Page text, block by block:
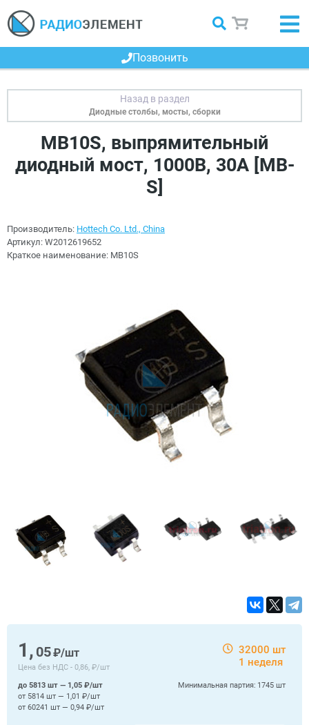
Позвонить
Диодные столбы, мосты, сборки
MB10S, выпрямительный
диодный мост, 1000В, 30А [MB-
S]
Производитель: Hottech Co. Ltd., China
Артикул: W2012619652
Краткое наименование: MB10S
1, 05₽/шт
Цена без НДС - 0,86, ₽/шт
32000 шт
1 неделя
Минимальная партия: 1745 шт
до 5813 шт — 1,05 ₽/шт
от 5814 шт — 1,01 ₽/шт
от 60241 шт — 0,94 ₽/шт